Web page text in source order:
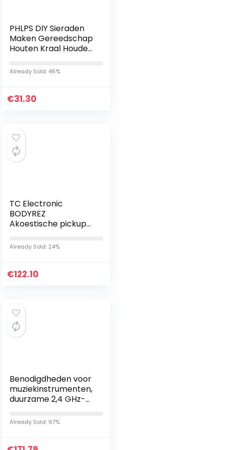
PHLPS DIY Sieraden
Maken Gereedschap
Houten Kraal Houder
Tool Spin-N-Bead
Bead Loader
Already Sold: 46%
€31.30
TC Electronic
BODYREZ
Akoestische pickup
compact akoestisch
gitaarpedaal voor
Already Sold: 24%
€122.10
Benodigdheden voor
muziekinstrumenten,
duurzame 2,4 GHz-
Effectief voor
gitaarsysteem voor
Already Sold: 97%